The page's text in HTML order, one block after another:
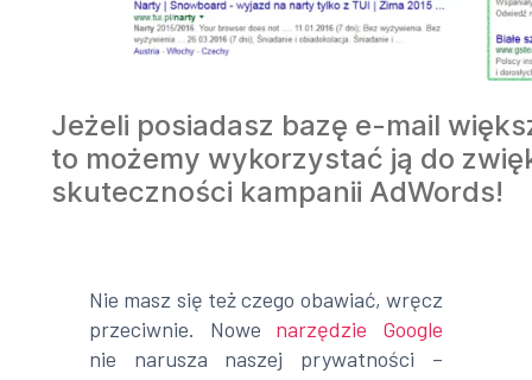
Jeżeli posiadasz bazę e-mail
to możemy wykorzystać ją do
skuteczności kampanii AdWords!
Nie masz się też czego obawiać, wręcz
przeciwnie. Nowe narzędzie Google
nie narusza naszej prywatności –